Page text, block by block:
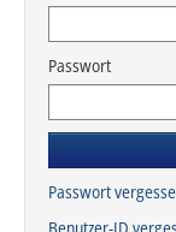
Passwort
Passwort